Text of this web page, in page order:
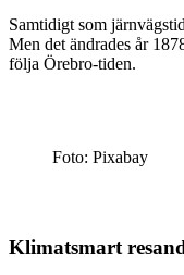
Samtidigt som
Men det ändrades år
följa Örebro-tiden.
Foto: Pixabay
Klimatsmart